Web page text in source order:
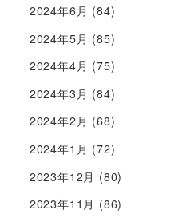
2024年6月 (84)
2024年5月 (85)
2024年4月 (75)
2024年3月 (84)
2024年2月 (68)
2024年1月 (72)
2023年12月 (80)
2023年11月 (86)